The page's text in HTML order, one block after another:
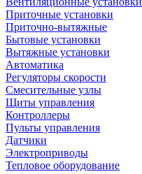
Приточные установки
Приточно-вытяжные
Бытовые установки
Вытяжные установки
Автоматика
Регуляторы скорости
Смесительные узлы
Щиты управления
Контроллеры
Пульты управления
Датчики
Электроприводы
Тепловое оборудование